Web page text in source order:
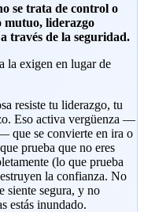
se trata de control o
mutuo, liderazgo
través de la seguridad.
la exigen en lugar de
resiste tu liderazgo, tu
Eso activa vergüenza —
que se convierte en ira o
prueba que no eres
(lo que prueba
la confianza. No
siente segura, y no
estás inundado.